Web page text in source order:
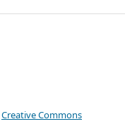
Creative Commons